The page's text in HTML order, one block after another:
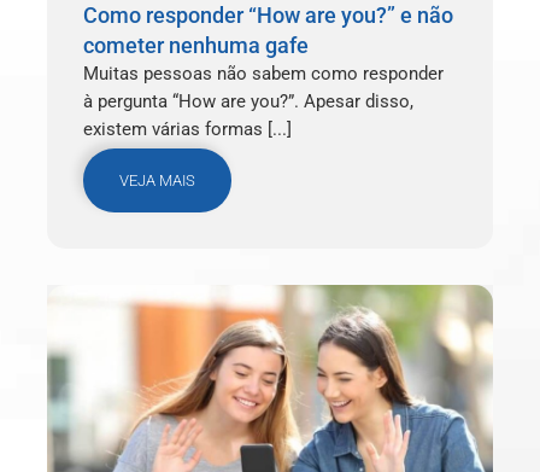
Como responder “How are you?” e não
cometer nenhuma gafe
Muitas pessoas não sabem como responder
à pergunta “How are you?”. Apesar disso,
existem várias formas [...]
VEJA MAIS